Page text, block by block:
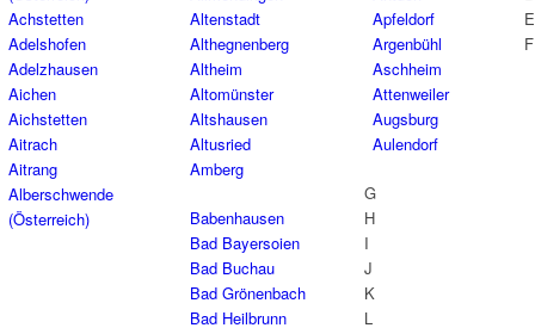
Achstetten
Adelshofen
Adelzhausen
Aichen
Aichstetten
Aitrach
Aitrang
Alberschwende
(Österreich)
Altenstadt
Althegnenberg
Altheim
Altomünster
Altshausen
Altusried
Amberg
Apfeldorf
Argenbühl
Aschheim
Attenweiler
Augsburg
Aulendorf
Babenhausen
Bad Bayersoien
Bad Buchau
Bad Grönenbach
Bad Heilbrunn
E
F
G
H
I
J
K
L